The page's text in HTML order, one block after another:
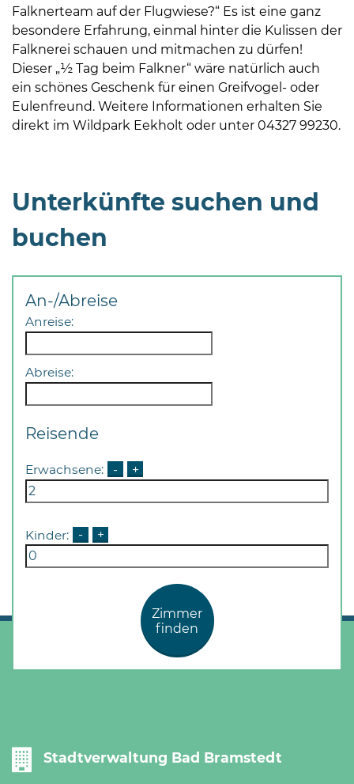
Falknerteam auf der Flugwiese?“ Es ist eine ganz
besondere Erfahrung, einmal hinter die Kulissen der
Falknerei schauen und mitmachen zu dürfen!
Dieser „½ Tag beim Falkner“ wäre natürlich auch
ein schönes Geschenk für einen Greifvogel- oder
Eulenfreund. Weitere Informationen erhalten Sie
direkt im Wildpark Eekholt oder unter 04327 99230.
Unterkünfte suchen und
buchen
An-/Abreise
Anreise:
Abreise:
Reisende
Erwachsene: - +
Kinder: - +
Zimmer
finden
Stadtverwaltung Bad Bramstedt